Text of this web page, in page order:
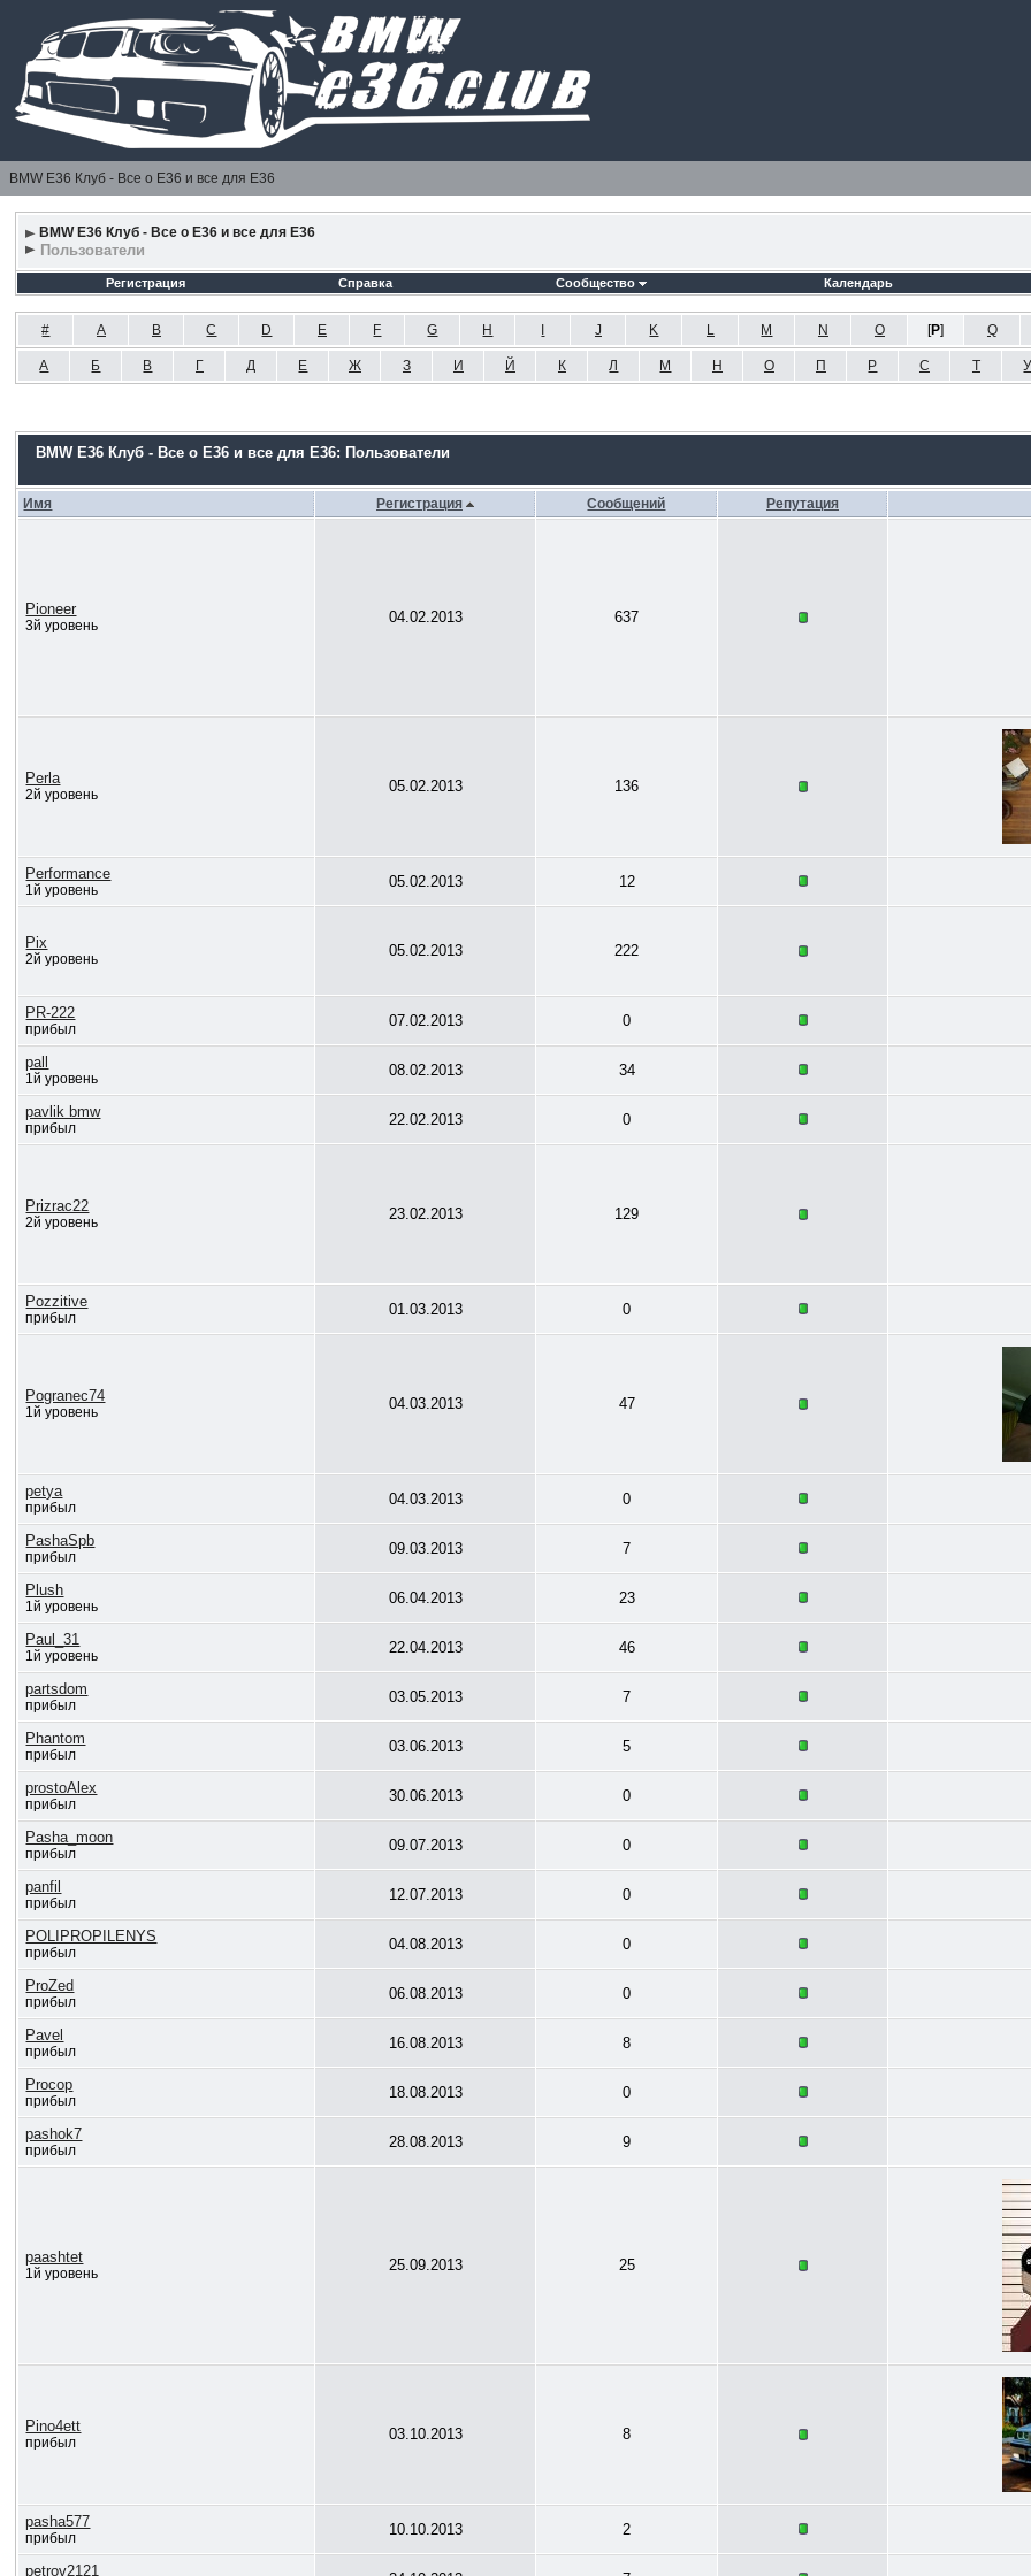
BMW E36 Клуб - Все о Е36 и все для Е36
BMW E36 Клуб - Все о Е36 и все для Е36
Пользователи
Регистрация Справка Сообщество Календарь
# A B C D E F G H J K L M N O [P] Q
А Б В Г Д Е Ж З И Й К Л М Н О П Р С Т У
BMW E36 Клуб - Все о Е36 и все для Е36: Пользователи
Имя Регистрация Сообщений Репутация
Pioneer
3й уровень 04.02.2013 637
Perla
2й уровень 05.02.2013 136
Performance
1й уровень 05.02.2013 12
Pix
2й уровень 05.02.2013 222
PR-222
прибыл 07.02.2013 0
pall
1й уровень 08.02.2013 34
pavlik bmw
прибыл 22.02.2013 0
Prizrac22
2й уровень 23.02.2013 129
Pozzitive
прибыл 01.03.2013 0
Pogranec74
1й уровень 04.03.2013 47
petya
прибыл 04.03.2013 0
PashaSpb
прибыл 09.03.2013 7
Plush
1й уровень 06.04.2013 23
Paul_31
1й уровень 22.04.2013 46
partsdom
прибыл 03.05.2013 7
Phantom
прибыл 03.06.2013 5
prostoAlex
прибыл 30.06.2013 0
Pasha_moon
прибыл 09.07.2013 0
panfil
прибыл 12.07.2013 0
POLIPROPILENYS
прибыл 04.08.2013 0
ProZed
прибыл 06.08.2013 0
Pavel
прибыл 16.08.2013 8
Procop
прибыл 18.08.2013 0
pashok7
прибыл 28.08.2013 9
paashtet
1й уровень 25.09.2013 25
Pino4ett
прибыл 03.10.2013 8
pasha577
прибыл 10.10.2013 2
petrov2121